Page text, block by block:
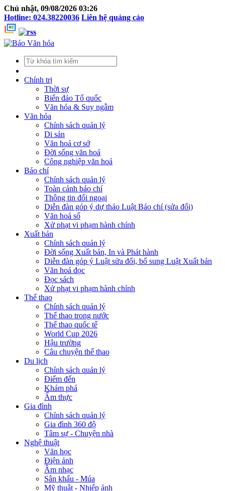
Chủ nhật, 09/08/2026 03:26
Hotline: 024.38220036 Liên hệ quảng cáo
Chính trị
Thời sự
Biển đảo Tổ quốc
Văn hóa & Suy ngẫm
Văn hóa
Chính sách quản lý
Di sản
Văn hoá cơ sở
Đời sống văn hoá
Công nghiệp văn hoá
Báo chí
Chính sách quản lý
Toàn cảnh báo chí
Thông tin đối ngoại
Diễn đàn góp ý dự thảo Luật Báo chí (sửa đổi)
Văn hoá số
Xử phạt vi phạm hành chính
Xuất bản
Chính sách quản lý
Đời sống Xuất bản, In và Phát hành
Diễn đàn góp ý Luật sửa đổi, bổ sung Luật Xuất bản
Văn hoá đọc
Đọc sách
Xử phạt vi phạm hành chính
Thể thao
Chính sách quản lý
Thể thao trong nước
Thể thao quốc tế
World Cup 2026
Hậu trường
Câu chuyện thể thao
Du lịch
Chính sách quản lý
Điểm đến
Khám phá
Ẩm thực
Gia đình
Chính sách quản lý
Gia đình 360 độ
Tâm sự - Chuyện nhà
Nghệ thuật
Văn học
Điện ảnh
Âm nhạc
Sân khấu - Múa
Mỹ thuật - Nhiếp ảnh